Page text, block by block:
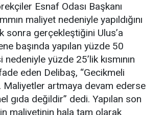
Esnaf Odası Başkanı
maliyet nedeniyle yapıldığını
sonra gerçekleştiğini Ulus’a
başında yapılan yüzde 50
yüzde 25’lik kısmının
eden Delibaş, “Gecikmeli
artmaya devam ederse
gıda değildir” dedi. Yapılan son
maliyetinin hala tam olarak